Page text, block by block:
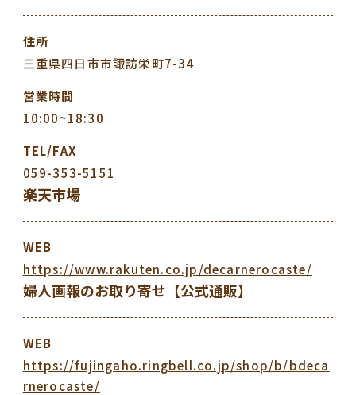
住所
三重県四日市市諏訪栄町7-34
営業時間
10:00~18:30
TEL/FAX
059-353-5151
楽天市場
WEB
https://www.rakuten.co.jp/decarnerocaste/
婦人画報のお取り寄せ 【公式通販】
WEB
https://fujingaho.ringbell.co.jp/shop/b/bdeca
rnerocaste/